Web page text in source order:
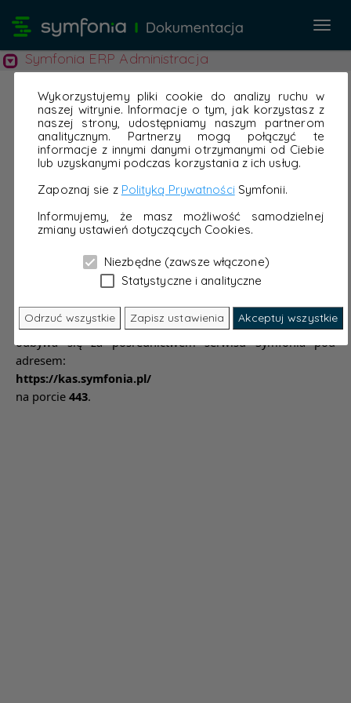
Wykorzystujemy pliki cookie do analizy ruchu w
naszej witrynie. Informacje o tym, jak korzystasz z
naszej strony, udostępniamy naszym partnerom
analitycznym. Partnerzy mogą połączyć te
informacje z innymi danymi otrzymanymi od Ciebie
lub uzyskanymi podczas korzystania z ich usług.
Zapoznaj sie z Polityką Prywatności Symfonii.
Informujemy, że masz możliwość samodzielnej
zmiany ustawień dotyczących Cookies.
Niezbędne (zawsze włączone)
Statystyczne i analityczne
Odrzuć wszystkie Zapisz ustawienia Akceptuj wszystkie
Symfonia ERP Administracja